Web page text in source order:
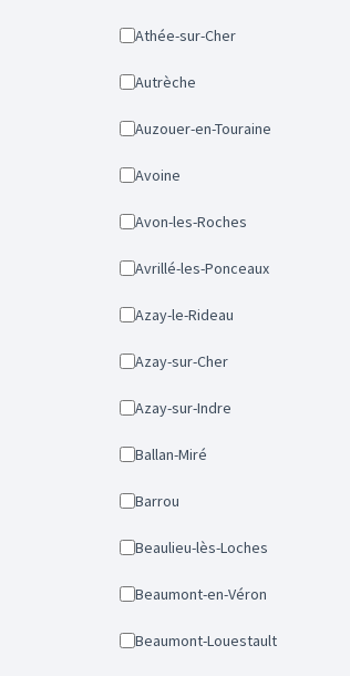
Athée-sur-Cher
Autrèche
Auzouer-en-Touraine
Avoine
Avon-les-Roches
Avrillé-les-Ponceaux
Azay-le-Rideau
Azay-sur-Cher
Azay-sur-Indre
Ballan-Miré
Barrou
Beaulieu-lès-Loches
Beaumont-en-Véron
Beaumont-Louestault